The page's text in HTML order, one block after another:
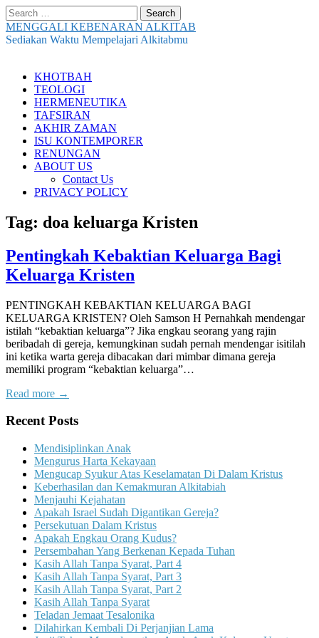
Search
for:
MENGGALI KEBENARAN ALKITAB
Sediakan Waktu Mempelajari Alkitabmu
Main
menu
Skip
content
KHOTBAH
TEOLOGI
HERMENEUTIKA
TAFSIRAN
AKHIR ZAMAN
ISU KONTEMPORER
RENUNGAN
ABOUT US
Contact Us
PRIVACY POLICY
Tag: doa keluarga Kristen
Pentingkah Kebaktian Keluarga Bagi
Keluarga Kristen
PENTINGKAH KEBAKTIAN KELUARGA BAGI
KELUARGA KRISTEN? Oleh Samson H Pernahkah mendengar
istilah “kebaktian keluarga”? Jika engkau seorang yang rajin
beribadah di gereja, kemungkinan sudah pernah mendengar isitilah
ini ketika warta gereja dibacakan dari mimbar dimana gereja
memiliki program “kebaktian keluarga”…
Read more →
Recent Posts
Mendisiplinkan Anak
Mengurus Harta Kekayaan
Mengucap Syukur Atas Keselamatan Di Dalam Kristus
Keberhasilan dan Kemakmuran Alkitabiah
Menjauhi Kejahatan
Apakah Israel Sudah Digantikan Gereja?
Persekutuan Dalam Kristus
Apakah Engkau Orang Kudus?
Persembahan Yang Berkenan Kepada Tuhan
Kasih Allah Tanpa Syarat, Part 4
Kasih Allah Tanpa Syarat, Part 3
Kasih Allah Tanpa Syarat, Part 2
Kasih Allah Tanpa Syarat
Teladan Jemaat Tesalonika
Dilahirkan Kembali Di Perjanjian Lama